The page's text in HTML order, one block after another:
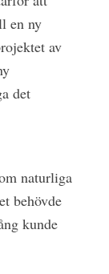
en ny
av
det
naturliga
behövde
kunde